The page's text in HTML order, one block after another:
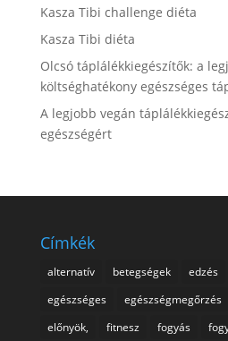
Kasza Tibi challenge diéta
Kasza Tibi diéta
Olcsó táplálékkiegészítők: a
költséghatékony egészséges
A legjobb vegán
egészségért
Címkék
alternatív betegségek edzés
egészséges
egészségmegőrzés
előnyök,
fitnesz fogyás